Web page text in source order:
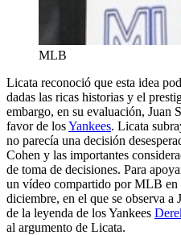
MLB
Licata reconoció que esta idea
dadas las ricas historias y el
embargo, en su evaluación, Juan
favor de losYankees. Licata
no parecía una decisión
Cohen y las importantes
de toma de decisiones. Para
un vídeo compartido por MLB
diciembre, en el que se observa a
de la leyenda de los Yankees
al argumento de Licata.